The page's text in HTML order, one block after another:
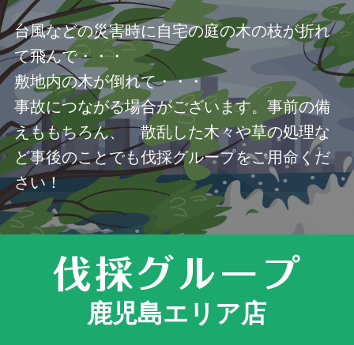
台風などの災害時に自宅の庭の木の枝が折れ
て飛んで・・・
敷地内の木が倒れて・・・
事故につながる場合がございます。事前の備
えももちろん、 散乱した木々や草の処理な
ど事後のことでも伐採グループをご用命くだ
さい！
鹿児島エリア店